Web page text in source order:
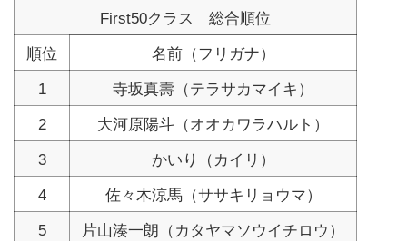
First50クラス 総合順位
順位
名前（フリガナ）
1
寺坂真壽（テラサカマイキ）
2
大河原陽斗（オオカワラハルト）
3
かいり（カイリ）
4
佐々木涼馬（ササキリョウマ）
5
片山湊一朗（カタヤマソウイチロウ）